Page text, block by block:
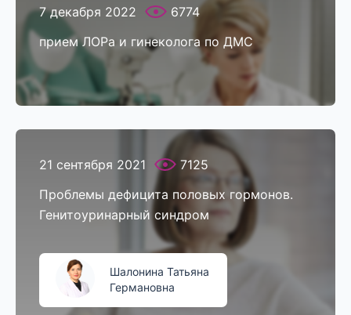
7 декабря 2022
6774
прием ЛОРа и гинеколога по ДМС
21 сентября 2021
7125
Проблемы дефицита половых гормонов.
Генитоуринарный синдром
Шалонина Татьяна
Германовна